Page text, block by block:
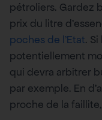
pétroliers. Gardez
prix du litre
poches de l’Etat.
potentiellement
qui devra arbitrer
par exemple. En
proche de la